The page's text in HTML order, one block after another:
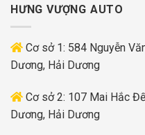
HƯNG VƯỢNG AUTO
Cơ sở 1: 584 Nguyễn
Dương, Hải Dương
Cơ sở 2: 107 Mai Hắc
Dương, Hải Dương